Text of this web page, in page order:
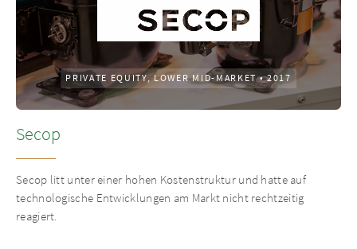
PRIVATE EQUITY, LOWER MID-MARKET • 2017
Secop
Secop litt unter einer hohen Kostenstruktur und hatte auf
technologische Entwicklungen am Markt nicht rechtzeitig
reagiert.